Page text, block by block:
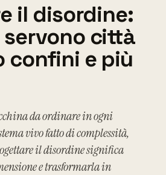
il disordine:
città
confini e più
da ordinare in ogni
vivo fatto di complessità,
il disordine significa
e trasformarla in